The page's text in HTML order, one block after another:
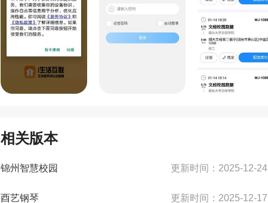
相关版本
锦州智慧校园 更新时间：2025-12-24
酉艺钢琴 更新时间：2025-12-17